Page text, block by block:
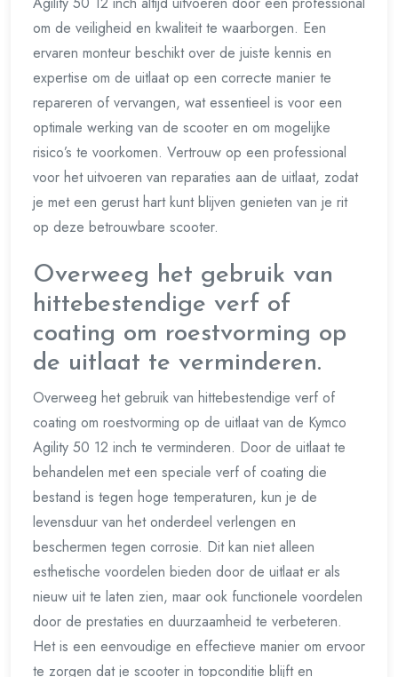
om de veiligheid en kwaliteit te waarborgen. Een
ervaren monteur beschikt over de juiste kennis en
expertise om de uitlaat op een correcte manier te
repareren of vervangen, wat essentieel is voor een
optimale werking van de scooter en om mogelijke
risico’s te voorkomen. Vertrouw op een professional
voor het uitvoeren van reparaties aan de uitlaat, zodat
je met een gerust hart kunt blijven genieten van je rit
op deze betrouwbare scooter.
Overweeg het gebruik van
hittebestendige verf of
coating om roestvorming op
de uitlaat te verminderen.
Overweeg het gebruik van hittebestendige verf of
coating om roestvorming op de uitlaat van de Kymco
Agility 50 12 inch te verminderen. Door de uitlaat te
behandelen met een speciale verf of coating die
bestand is tegen hoge temperaturen, kun je de
levensduur van het onderdeel verlengen en
beschermen tegen corrosie. Dit kan niet alleen
esthetische voordelen bieden door de uitlaat er als
nieuw uit te laten zien, maar ook functionele voordelen
door de prestaties en duurzaamheid te verbeteren.
Het is een eenvoudige en effectieve manier om ervoor
te zorgen dat je scooter in topconditie blijft en